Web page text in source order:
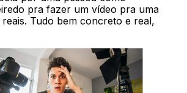
pra fazer um vídeo pra uma
reais. Tudo bem concreto e real,